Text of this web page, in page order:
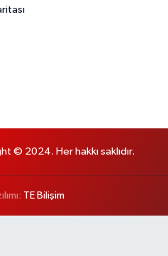
© 2024. Her hakkı saklıdır.
TE Bilişim